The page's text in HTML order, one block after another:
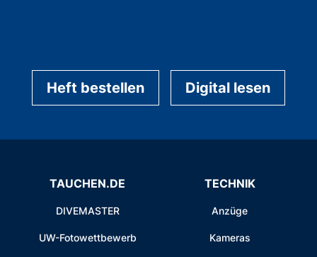
Heft bestellen Digital lesen
TAUCHEN.DE
DIVEMASTER
UW-Fotowettbewerb
TECHNIK
Anzüge
Kameras